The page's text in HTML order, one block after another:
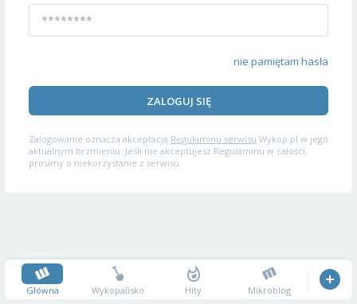
nie pamiętam hasła
ZALOGUJ SIĘ
Zalogowanie oznacza akceptację Regulaminu serwisu Wykop.pl w jego
aktualnym brzmieniu. Jeśli nie akceptujesz Regulaminu w całości,
prosimy o niekorzystanie z serwisu.
Główna Wykopalisko Hity Mikroblog